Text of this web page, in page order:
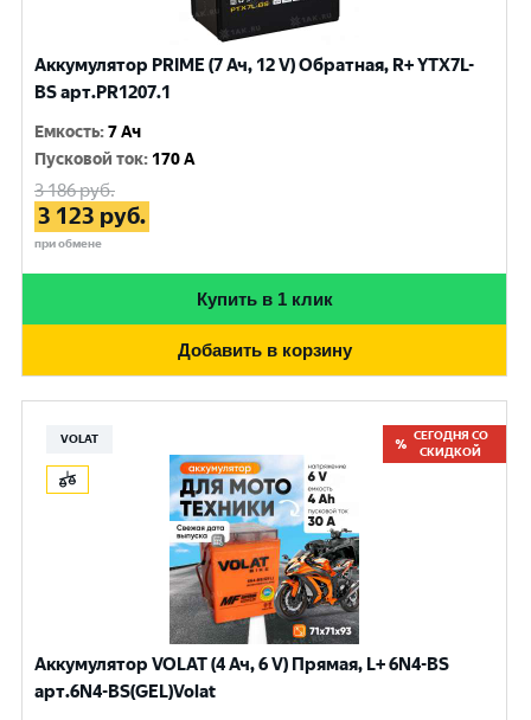
Аккумулятор PRIME (7 Ач, 12 V) Обратная, R+ YTX7L-
BS арт.PR1207.1
Емкость:7 Ач
Пусковой ток: 170 A
3 186руб.
3 123 руб.
при обмене
Купить в 1 клик
Добавить в корзину
VOLAT
СЕГОДНЯ СО
СКИДКОЙ
Аккумулятор VOLAT (4 Ач, 6 V) Прямая, L+ 6N4-BS
арт.6N4-BS(GEL)Volat